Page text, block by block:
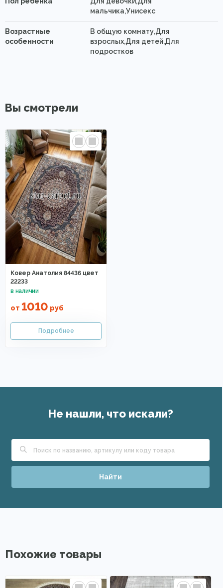
мальчика,Унисекс
Возрастные
особенности
В общую комнату,Для
взрослых,Для детей,Для
подростков
Вы смотрели
Ковер Анатолия 84436 цвет
22233
от 1010 руб
Не нашли, что искали?
Найти
Похожие товары